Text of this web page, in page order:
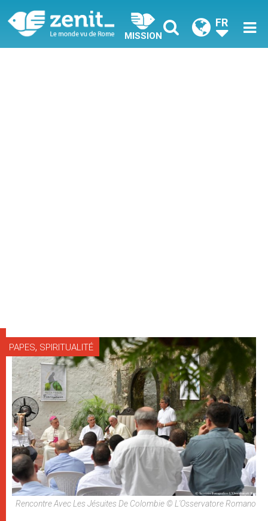
MISSION
FR
PAPES, SPIRITUALITÉ
Rencontre Avec Les Jésuites De Colombie © L'Osservatore Romano